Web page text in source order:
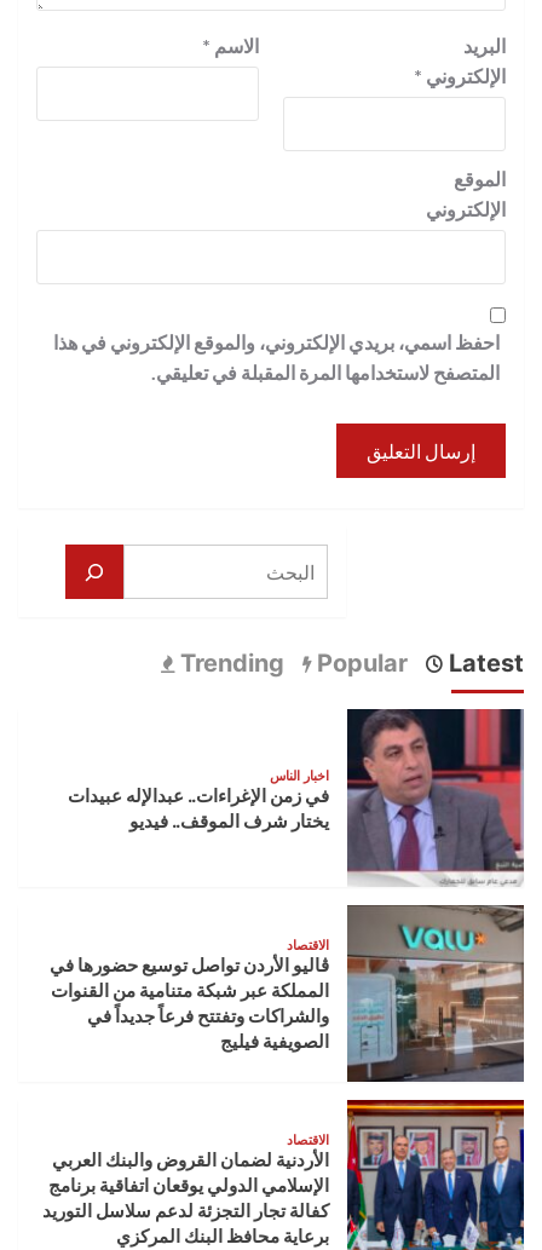
الاسم *
البريد
الإلكتروني *
الموقع
الإلكتروني
احفظ اسمي، بريدي الإلكتروني، والموقع الإلكتروني في هذا
المتصفح لاستخدامها المرة المقبلة في تعليقي.
البحث
Latest
Popular
Trending
اخبار الناس
في زمن الإغراءات.. عبدالإله عبيدات
يختار شرف الموقف.. فيديو
الاقتصاد
ڤاليو الأردن تواصل توسيع حضورها في
المملكة عبر شبكة متنامية من القنوات
والشراكات وتفتتح فرعاً جديداً في
الصويفية فيليج
الاقتصاد
الأردنية لضمان القروض والبنك العربي
الإسلامي الدولي يوقعان اتفاقية برنامج
كفالة تجار التجزئة لدعم سلاسل التوريد
برعاية محافظ البنك المركزي